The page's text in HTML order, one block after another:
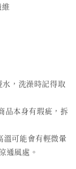
，洗澡時記得取
本身有瑕疵，拆
可能會有輕微暈
通風處。